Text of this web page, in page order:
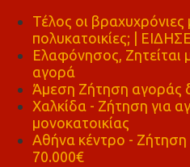
Τέλος οι βραχυχρόνιες
πολυκατοικίες; |
Ελαφόνησος, Ζητείται
αγορά
Άμεση Ζήτηση αγοράς
Χαλκίδα - Ζήτηση για
μονοκατοικίας
Αθήνα κέντρο -
70.000€